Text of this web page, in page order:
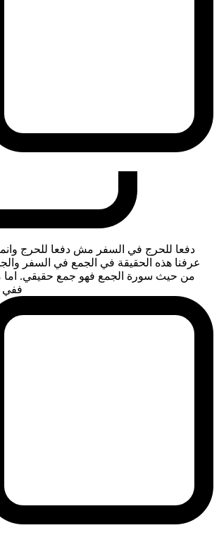
دفعا للحرج في السفر مش دفعا للحرج
عرفنا هذه الحقيقة في الجمع في السفر
من حيث سورة الجمع فهو جمع حقيقي. اما
ففي